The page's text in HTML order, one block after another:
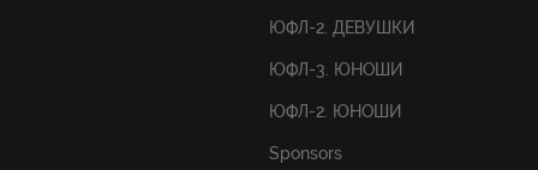
ЮФЛ-2. ДЕВУШКИ
ЮФЛ-3. ЮНОШИ
ЮФЛ-2. ЮНОШИ
Sponsors